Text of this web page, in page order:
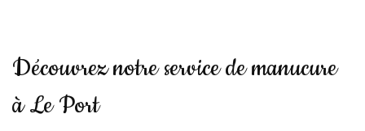
Découvrez notre service de manucure
à Le Port